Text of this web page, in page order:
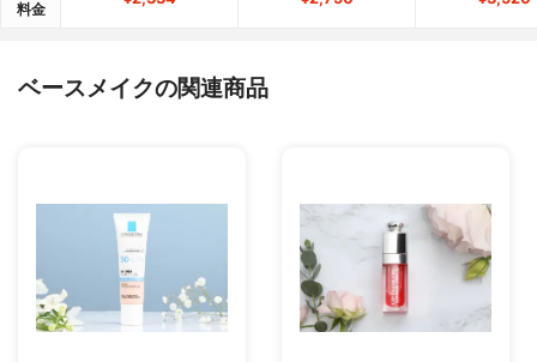
料金
ベースメイクの関連商品